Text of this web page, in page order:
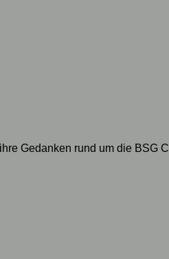
Gedanken rund um die BSG